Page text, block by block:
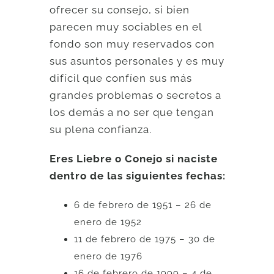
ofrecer su consejo, si bien
parecen muy sociables en el
fondo son muy reservados con
sus asuntos personales y es muy
difícil que confíen sus más
grandes problemas o secretos a
los demás a no ser que tengan
su plena confianza.
Eres Liebre o Conejo si naciste
dentro de las siguientes fechas:
6 de febrero de 1951 – 26 de
enero de 1952
11 de febrero de 1975 – 30 de
enero de 1976